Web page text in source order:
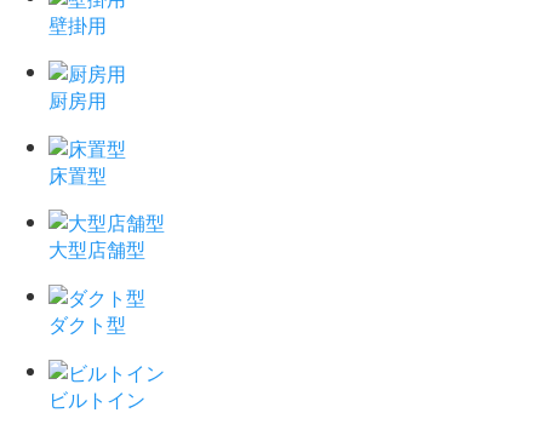
壁掛用
厨房用
床置型
大型店舗型
ダクト型
ビルトイン